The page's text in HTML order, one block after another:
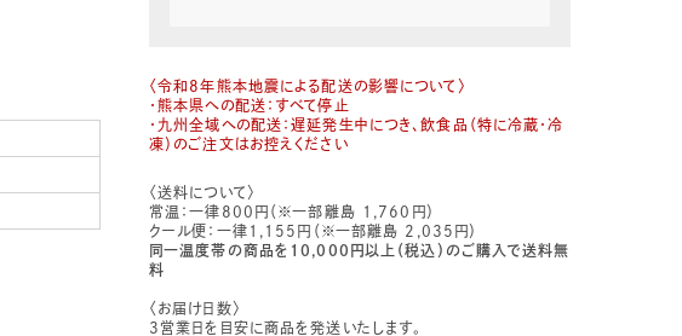
〈令和8年熊本地震による配送の影響について〉
・熊本県への配送：すべて停止
・九州全域への配送：遅延発生中につき、飲食品（特に冷蔵・冷
凍）のご注文はお控えください
〈送料について〉
常温：一律800円（※一部離島 1,760円）
クール便：一律1,155円（※一部離島 2,035円）
同一温度帯の商品を10,000円以上（税込）のご購入で送料無
料
〈お届け日数〉
3営業日を目安に商品を発送いたします。